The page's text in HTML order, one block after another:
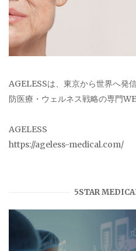
AGELESSは、東京から世界へ発
防医療・ウェルネス戦略の専門
AGELESS
https://ageless-medical.com/
5STAR